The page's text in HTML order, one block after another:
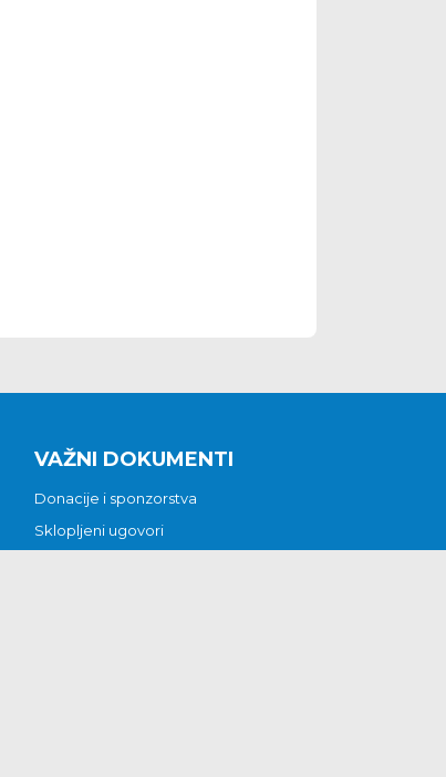
VAŽNI DOKUMENTI
Donacije i sponzorstva
Sklopljeni ugovori